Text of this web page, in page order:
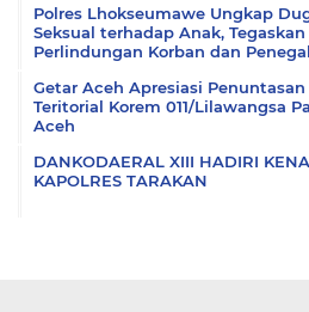
Polres Lhokseumawe Ungkap
Seksual terhadap Anak,
Perlindungan Korban dan
Getar Aceh Apresiasi Penuntasan
Teritorial Korem 011/Lilawangsa
Aceh
DANKODAERAL XIII HADIRI
KAPOLRES TARAKAN